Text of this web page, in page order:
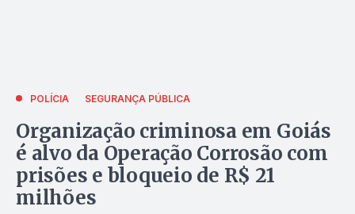
POLÍCIA SEGURANÇA PÚBLICA
Organização criminosa em Goiás
é alvo da Operação Corrosão com
prisões e bloqueio de R$ 21
milhões